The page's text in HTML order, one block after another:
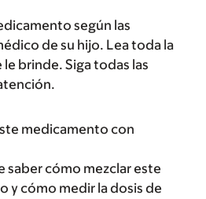
según las
de su hijo. Lea toda la
brinde. Siga todas las
medicamento con
saber cómo mezclar este
y cómo medir la dosis de